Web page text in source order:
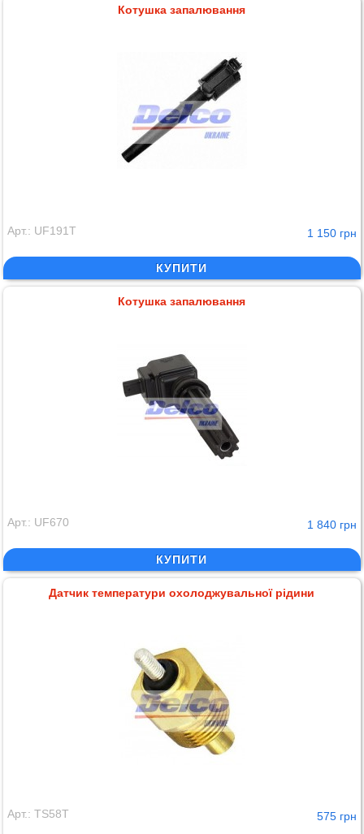
Котушка запалювання
Арт.: UF191T 1 150 грн
КУПИТИ
Котушка запалювання
Арт.: UF670 1 840 грн
КУПИТИ
Датчик температури охолоджувальної рідини
Арт.: TS58T 575 грн